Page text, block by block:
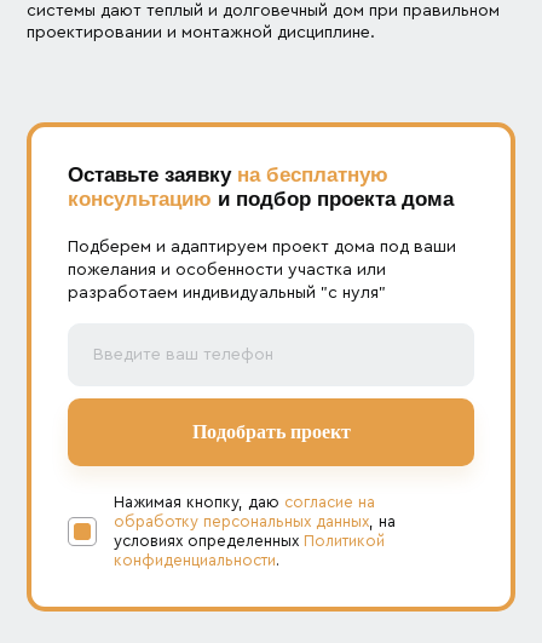
системы дают теплый и долговечный дом при правильном
проектировании и монтажной дисциплине.
Оставьте заявку на бесплатную
консультацию и подбор проекта дома
Подберем и адаптируем проект дома под ваши
пожелания и особенности участка или
разработаем индивидуальный "с нуля"
Нажимая кнопку, даю согласие на
обработку персональных данных , на
условиях определенных Политикой
конфиденциальности.